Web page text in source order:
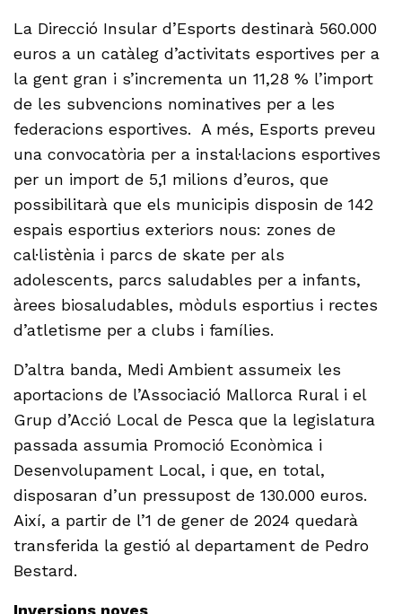
La Direcció Insular d’Esports destinarà 560.000
euros a un catàleg d’activitats esportives per a
la gent gran i s’incrementa un 11,28 % l’import
de les subvencions nominatives per a les
federacions esportives. A més, Esports preveu
una convocatòria per a instal·lacions esportives
per un import de 5,1 milions d’euros, que
possibilitarà que els municipis disposin de 142
espais esportius exteriors nous: zones de
cal·listènia i parcs de skate per als
adolescents, parcs saludables per a infants,
àrees biosaludables, mòduls esportius i rectes
d’atletisme per a clubs i famílies.
D’altra banda, Medi Ambient assumeix les
aportacions de l’Associació Mallorca Rural i el
Grup d’Acció Local de Pesca que la legislatura
passada assumia Promoció Econòmica i
Desenvolupament Local, i que, en total,
disposaran d’un pressupost de 130.000 euros.
Així, a partir de l’1 de gener de 2024 quedarà
transferida la gestió al departament de Pedro
Bestard.
Inversions noves